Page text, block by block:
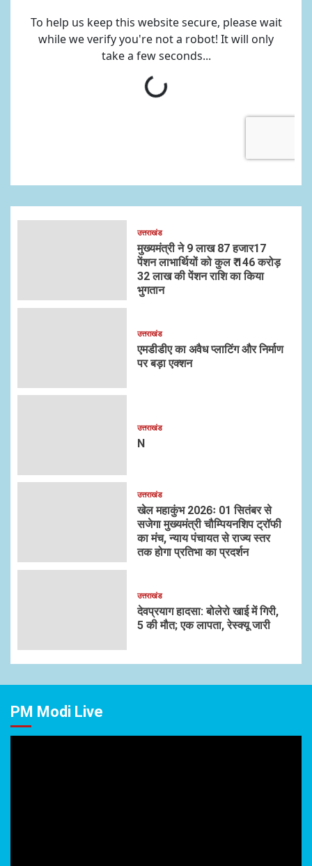
उत्तराखंड
मुख्यमंत्री ने 9 लाख 87 हजार17
पेंशन लाभार्थियों को कुल ₹ 146 करोड़
32 लाख की पेंशन राशि का किया
भुगतान
उत्तराखंड
एमडीडीए का अवैध प्लाटिंग और निर्माण
पर बड़ा एक्शन
उत्तराखंड
N
उत्तराखंड
खेल महाकुंभ 2026ः 01 सितंबर से
सजेगा मुख्यमंत्री चौम्पियनशिप ट्रॉफी
का मंच, न्याय पंचायत से राज्य स्तर
तक होगा प्रतिभा का प्रदर्शन
उत्तराखंड
देवप्रयाग हादसा: बोलेरो खाई में गिरी,
5 की मौत; एक लापता, रेस्क्यू जारी
PM Modi Live